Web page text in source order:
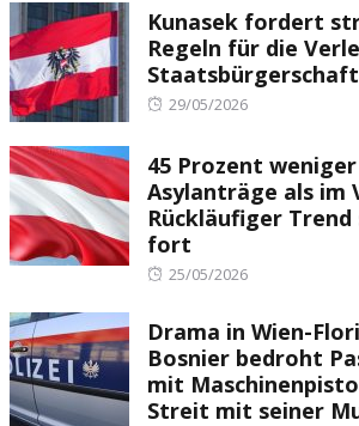
Kunasek fordert
Regeln für die
Staatsbürgerschaft
Posted
29/05/2026
45 Prozent weniger
Asylanträge als im
Rückläufiger
fort
Posted
25/05/2026
Drama in Wien-
Bosnier bedroht
mit
Streit mit seiner